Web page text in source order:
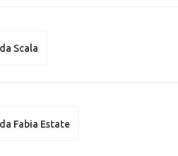
Scala
Fabia Estate